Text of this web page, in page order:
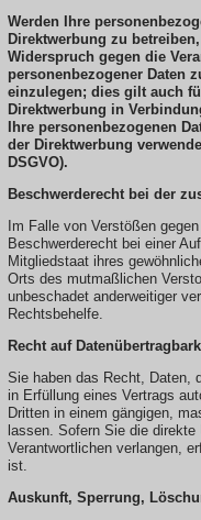
Werden Ihre
Direktwerbung zu
Widerspruch gegen die
personenbezogener Daten
einzulegen; dies gilt auch
Direktwerbung in
Ihre personenbezogenen
der Direktwerbung
DSGVO).
Beschwerderecht bei der
Im Falle von Verstößen
Beschwerderecht bei einer
Mitgliedstaat ihres
Orts des mutmaßlichen
unbeschadet anderweitiger
Rechtsbehelfe.
Recht auf
Sie haben das Recht, Daten,
in Erfüllung eines Vertrags
Dritten in einem gängigen,
lassen. Sofern Sie die
Verantwortlichen verlangen,
ist.
Auskunft, Sperrung,